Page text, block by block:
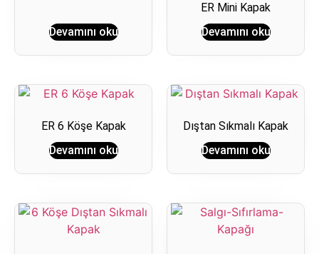
Devamını oku
ER Mini Kapak
Devamını oku
ER 6 Köşe Kapak
Devamını oku
Dıştan Sıkmalı Kapak
Devamını oku